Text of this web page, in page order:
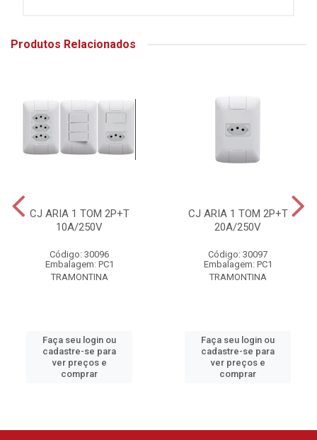
Produtos Relacionados
CJ ARIA 1 TOM 2P+T
10A/250V
Código: 30096
Embalagem: PC1
TRAMONTINA
Faça seu login ou
cadastre-se para
ver preços e
comprar
CJ ARIA 1 TOM 2P+T
20A/250V
Código: 30097
Embalagem: PC1
TRAMONTINA
Faça seu login ou
cadastre-se para
ver preços e
comprar